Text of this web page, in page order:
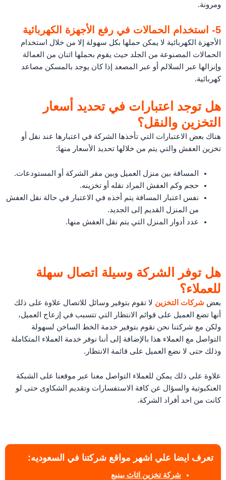
ومرونة.
5- استخدام الحمالات في رفع الأجهزة الكهربائية
الأجهزة الكهربائية لا يمكن حملها بكل سهولة إلا من خلال استخدام
الحمالات المصنوعة من الجلد حيث يقوم بحملها اثنان من العمالة
وإنزالها عبر السلالم أو عبر المصعد إذا كان يوجد بالمسكن مصاعد
كهربائية.
هل توجد اعتبارات في تحديد أسعار
التخزين والنقل؟
هناك بعض الاعتبارات التي تأخذها الشركة في اعتبارها عند نقل أو
تخزين العفش والتي يتم من خلالها تحديد الأسعار منها:
المسافة بين منزل العميل وبين مقر الشركة أو المستودعات.
حجم وكم العفش المراد نقله أو تخزينه.
نفس اعتبار المسافة يتم أخذه في الاعتبار في حالة نقل العفش
من المنزل القديم إلى الجديد.
عدد أدوار المنزل التي يتم نقل العفش منها.
هل توفر الشركة وسيلة اتصال سهلة
للعملاء؟
بعض شركات التخزين لا تقوم بتوفير وسائل للاتصال علاوة على ذلك
أنها تضع العميل على قوائم الانتظار التي تتسبب في إزعاج العميل،
ولكن مع شركتنا نحن نقوم بتوفير خدمة الخط الساخن لسهولة
التواصل مع العملاء هذا بالإضافة إلى أننا نوفر خدمة العملاء المتكاملة
وذلك حتى لا نضع العميل على قائمة الانتظار.
علاوة على ذلك يمكن للعملاء التواصل معنا عبر موقعنا على الشبكة
العنكبوتية والسؤال عن كافة الاستفسارات وتقديم الشكاوى حتى لو
كانت من احد أفراد الشركة.
تعرف ايضا علي اشهر مواقع شركتنا في السعوديه:
شركة تخزين اثاث بينبع